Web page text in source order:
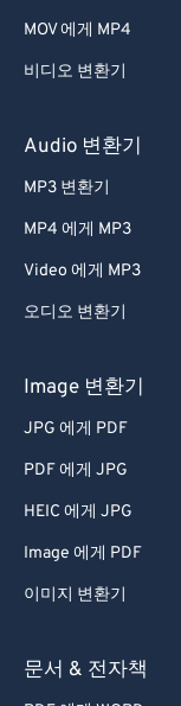
MOV 에게 MP4
비디오 변환기
Audio 변환기
MP3 변환기
MP4 에게 MP3
Video 에게 MP3
오디오 변환기
Image 변환기
JPG 에게 PDF
PDF 에게 JPG
HEIC 에게 JPG
Image 에게 PDF
이미지 변환기
문서 & 전자책